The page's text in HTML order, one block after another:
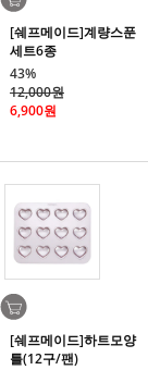
[쉐프메이드]계량스푼
세트6종
43%
12,000원
6,900원
[쉐프메이드]하트모양
틀(12구/팬)